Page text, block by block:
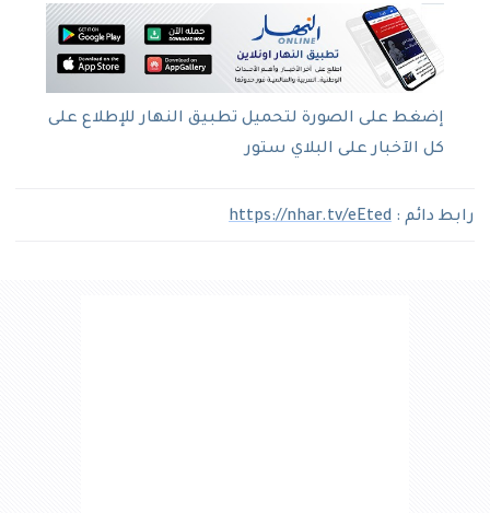
إضغط على الصورة لتحميل تطبيق النهار للإطلاع على
كل الآخبار على البلاي ستور
رابط دائم : https://nhar.tv/eEted